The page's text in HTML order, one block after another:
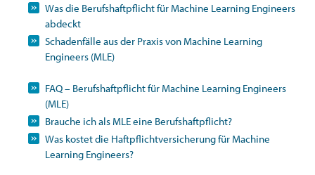
Was die Berufshaftpflicht für Machine Learning Engineers
abdeckt
Schadenfälle aus der Praxis von Machine Learning
Engineers (MLE)
FAQ – Berufshaftpflicht für Machine Learning Engineers
(MLE)
Brauche ich als MLE eine Berufshaftpflicht?
Was kostet die Haftpflichtversicherung für Machine
Learning Engineers?